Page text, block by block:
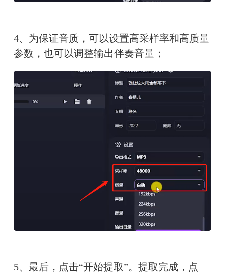
4、为保证音质，可以设置高采样率和高质量
参数，也可以调整输出伴奏音量；
5、最后，点击“开始提取”。提取完成，点